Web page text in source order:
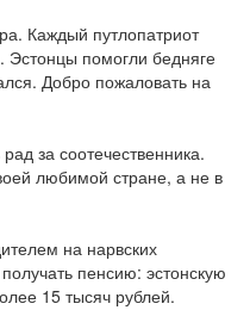
Каждый путлопатриот
Эстонцы помогли бедняге
Добро пожаловать на
за соотечественника.
любимой стране, а не в
на нарвских
пенсию: эстонскую
15 тысяч рублей.